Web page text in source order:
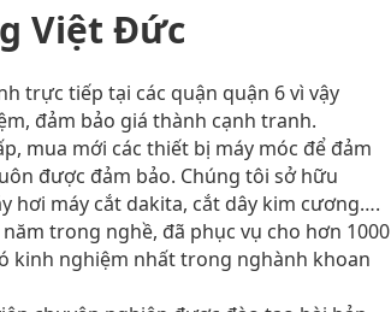
Việt Đức
trực tiếp tại các quận quận 6 vì vậy
đảm bảo giá thành cạnh tranh.
mua mới các thiết bị máy móc để đảm
được đảm bảo. Chúng tôi sở hữu
hơi máy cắt dakita, cắt dây kim cương….
trong nghề, đã phục vụ cho hơn 1000
kinh nghiệm nhất trong nghành khoan